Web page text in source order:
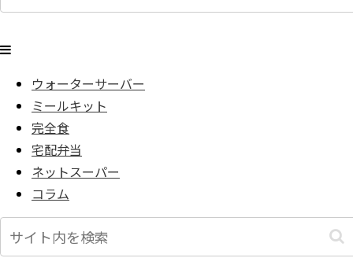
ウォーターサーバー
ミールキット
完全食
宅配弁当
ネットスーパー
コラム